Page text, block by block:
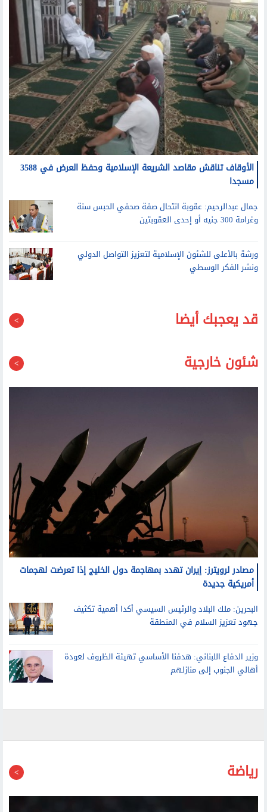
الأوقاف تناقش مقاصد الشريعة الإسلامية وحفظ العرض في 3588
مسجدا
جمال عبدالرحيم: عقوبة انتحال صفة صحفي الحبس سنة
وغرامة 300 جنيه أو إحدى العقوبتين
ورشة بالأعلى للشئون الإسلامية لتعزيز التواصل الدولي
ونشر الفكر الوسطي
قد يعجبك أيضا
شئون خارجية
مصادر لرويترز: إيران تهدد بمهاجمة دول الخليج إذا تعرضت لهجمات
أمريكية جديدة
البحرين: ملك البلاد والرئيس السيسي أكدا أهمية تكثيف
جهود تعزيز السلام في المنطقة
وزير الدفاع اللبناني: هدفنا الأساسي تهيئة الظروف لعودة
أهالي الجنوب إلى منازلهم
رياضة